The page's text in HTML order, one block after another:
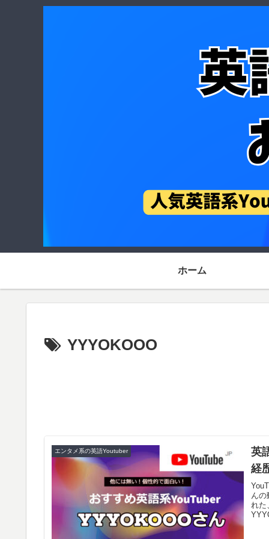
ホーム
YYYOKOOO
エンタメ系の英語Youtuber
英
経
ん
れた